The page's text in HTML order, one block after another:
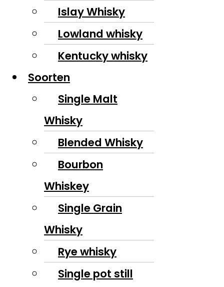
Islay Whisky
Lowland whisky
Kentucky whisky
Soorten
Single Malt
Whisky
Blended Whisky
Bourbon
Whiskey
Single Grain
Whisky
Rye whisky
Single pot still